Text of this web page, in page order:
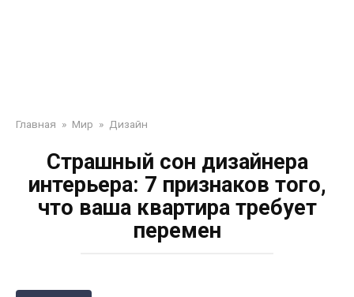
Главная » Мир » Дизайн
Страшный сон дизайнера
интерьера: 7 признаков того,
что ваша квартира требует
перемен